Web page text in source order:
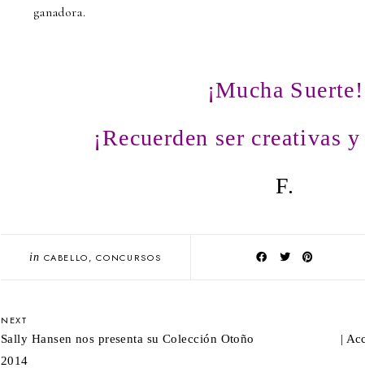
ganadora.
¡Mucha Suerte!
¡Recuerden ser creativas
F.
in CABELLO,CONCURSOS
NEXT
Sally Hansen nos presenta su Colección Otoño
2014
|